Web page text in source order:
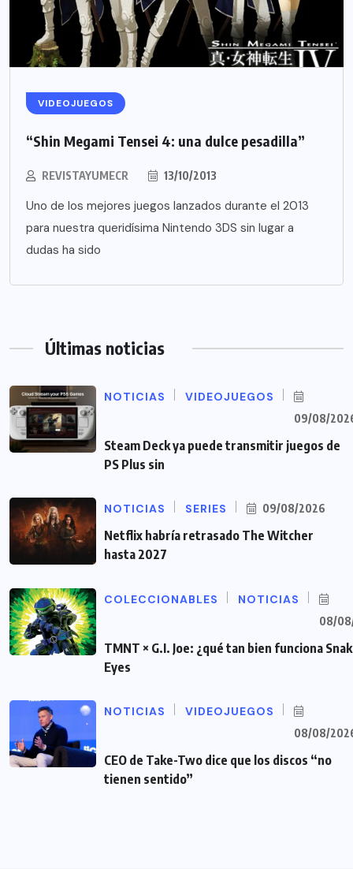
VIDEOJUEGOS
“Shin Megami Tensei 4: una dulce pesadilla”
REVISTAYUMECR 13/10/2013
Uno de los mejores juegos lanzados durante el 2013
para nuestra queridísima Nintendo 3DS sin lugar a
dudas ha sido
Últimas noticias
NOTICIAS VIDEOJUEGOS
09/08/
Steam Deck ya puede transmitir juegos de
PS Plus sin
NOTICIAS SERIES 09/08/2026
Netflix habría retrasado The Witcher
hasta 2027
COLECCIONABLES NOTICIAS
08/
TMNT × G.I. Joe: ¿qué tan bien funciona
Eyes
NOTICIAS VIDEOJUEGOS
08/08/
CEO de Take-Two dice que los discos “no
tienen sentido”